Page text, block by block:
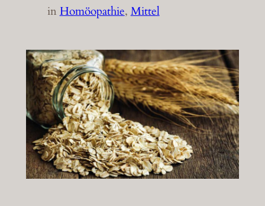
inHomöopathie, Mittel